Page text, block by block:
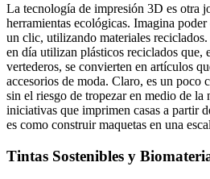
La tecnología de impresión 3D es otra
herramientas ecológicas. Imagina
un clic, utilizando materiales
en día utilizan plásticos reciclados que,
vertederos, se convierten en artículos
accesorios de moda. Claro, es un
sin el riesgo de tropezar en medio de la
iniciativas que imprimen casas a partir
es como construir maquetas en una
Tintas Sostenibles y